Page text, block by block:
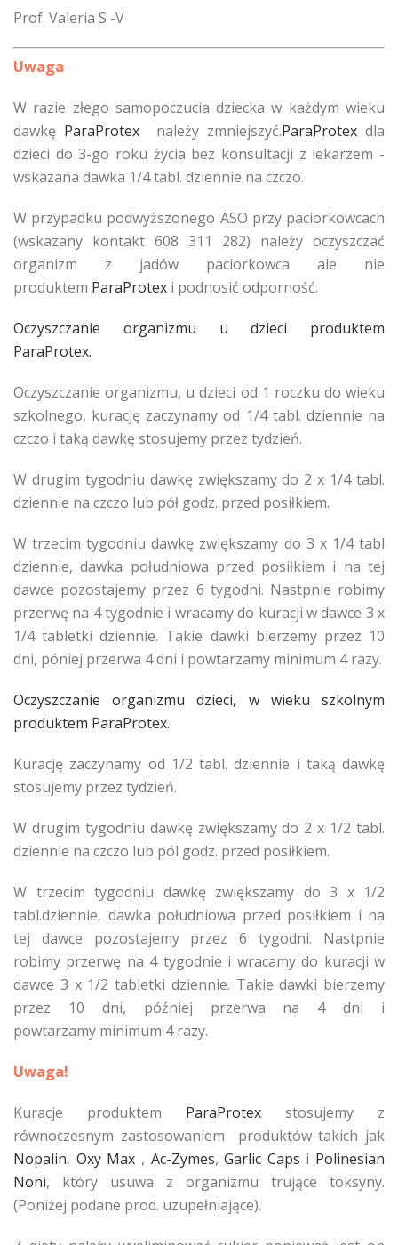
Prof. Valeria S -V
Uwaga
W razie złego samopoczucia dziecka w każdym wieku
dawkę ParaProtex należy zmniejszyć.ParaProtexdla
dzieci do 3-go roku życia bez konsultacji z lekarzem -
wskazana dawka 1/4 tabl. dziennie na czczo.
W przypadku podwyższonego ASO przy paciorkowcach
(wskazany kontakt 608 311 282) należy oczyszczać
organizm z jadów paciorkowca ale nie
produktem ParaProtex i podnosić odporność.
Oczyszczanie organizmu u dzieci produktem
ParaProtex.
Oczyszczanie organizmu, u dzieci od 1 roczku do wieku
szkolnego, kurację zaczynamy od 1/4 tabl. dziennie na
czczo i taką dawkę stosujemy przez tydzień.
W drugim tygodniu dawkę zwiększamy do 2 x 1/4 tabl.
dziennie na czczo lub pół godz. przed posiłkiem.
W trzecim tygodniu dawkę zwiększamy do 3 x 1/4 tabl
dziennie, dawka południowa przed posiłkiem i na tej
dawce pozostajemy przez 6 tygodni. Nastpnie robimy
przerwę na 4 tygodnie i wracamy do kuracji w dawce 3 x
1/4 tabletki dziennie. Takie dawki bierzemy przez 10
dni, póniej przerwa 4 dni i powtarzamy minimum 4 razy.
Oczyszczanie organizmu dzieci, w wieku szkolnym
produktem ParaProtex.
Kurację zaczynamy od 1/2 tabl. dziennie i taką dawkę
stosujemy przez tydzień.
W drugim tygodniu dawkę zwiększamy do 2 x 1/2 tabl.
dziennie na czczo lub pól godz. przed posiłkiem.
W trzecim tygodniu dawkę zwiększamy do 3 x 1/2
tabl.dziennie, dawka południowa przed posiłkiem i na
tej dawce pozostajemy przez 6 tygodni. Nastpnie
robimy przerwę na 4 tygodnie i wracamy do kuracji w
dawce 3 x 1/2 tabletki dziennie. Takie dawki bierzemy
przez 10 dni, później przerwa na 4 dni i
powtarzamy minimum 4 razy.
Uwaga!
Kuracje produktem ParaProtex stosujemy z
równoczesnym zastosowaniem produktów takich jak
Nopalin, Oxy Max , Ac-Zymes,Garlic Caps i Polinesian
Noni, który usuwa z organizmu trujące toksyny.
(Poniżej podane prod. uzupełniające).